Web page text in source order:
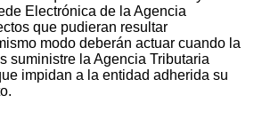
Electrónica de la Agencia
que pudieran resultar
modo deberán actuar cuando la
suministre la Agencia Tributaria
impidan a la entidad adherida su